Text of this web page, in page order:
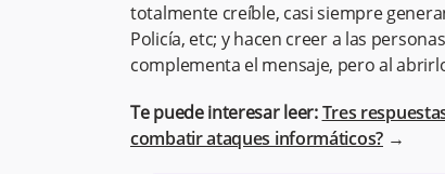
totalmente creíble, casi siempre
Policía, etc; y hacen creer a las
complementa el mensaje, pero al
Te puede interesar leer:Tres
combatir ataques informáticos? →